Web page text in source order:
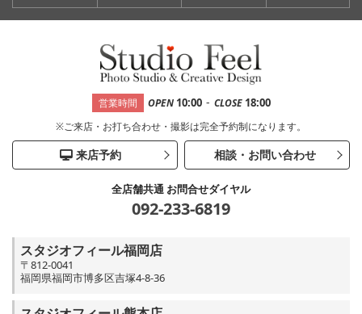
営業時間 OPEN 10:00 - CLOSE 18:00
※ご来店・お打ち合わせ・撮影は完全予約制になります。
来店予約 相談・お問い合わせ
全店舗共通 お問合せダイヤル
092-233-6819
スタジオフィール福岡店
〒812-0041
福岡県福岡市博多区吉塚4-8-36